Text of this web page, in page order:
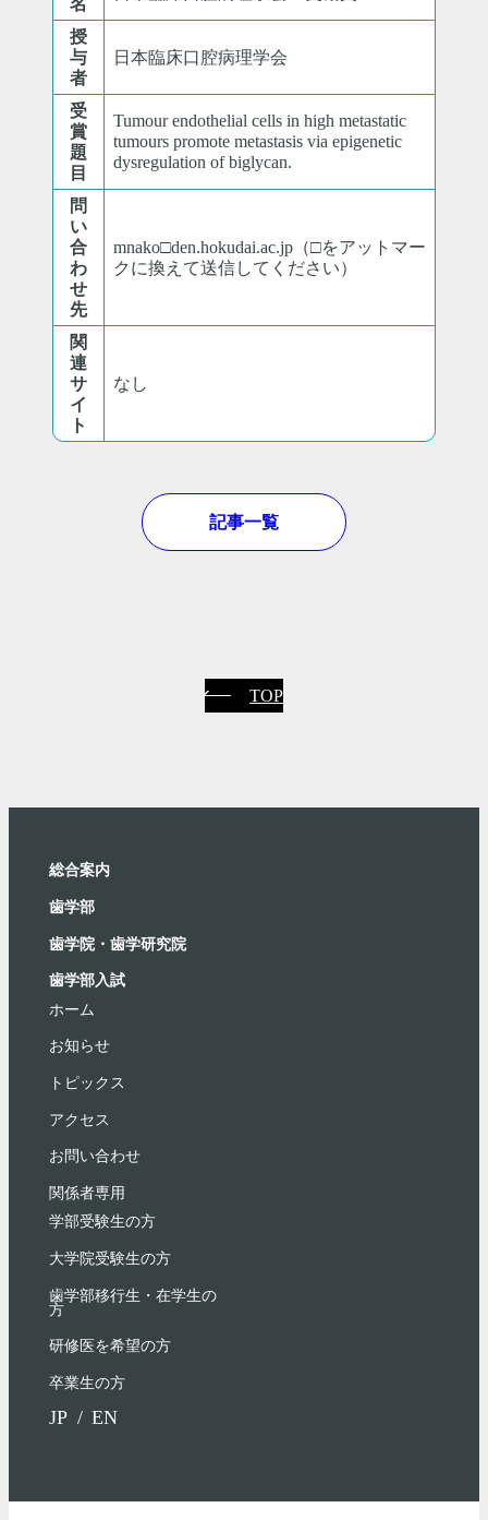
名
授
与
者
日本臨床口腔病理学会
受
賞
題
目
Tumour endothelial cells in high metastatic
tumours promote metastasis via epigenetic
dysregulation of biglycan.
問
い
合
わ
せ
先
mnako□den.hokudai.ac.jp（□をアットマー
クに換えて送信してください）
関
連
サ
イ
ト
なし
記事一覧
TOP
総合案内
⻭学部
歯学院・⻭学研究院
歯学部入試
ホーム
お知らせ
トピックス
アクセス
お問い合わせ
関係者専用
学部受験⽣の⽅
大学院受験生の方
歯学部移行生・在学⽣の
⽅
研修医を希望の方
卒業生の方
JP EN